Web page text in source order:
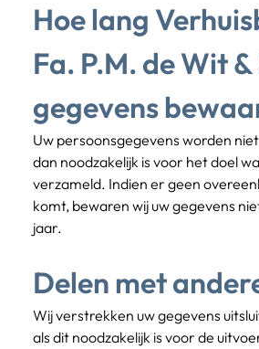
Hoe lang
Fa. P.M. de Wit &
gegevens
Uw persoonsgegevens worden
dan noodzakelijk is voor het doel
verzameld. Indien er geen
komt, bewaren wij uw gegevens
jaar.
Delen met
Wij verstrekken uw gegevens
als dit noodzakelijk is voor de